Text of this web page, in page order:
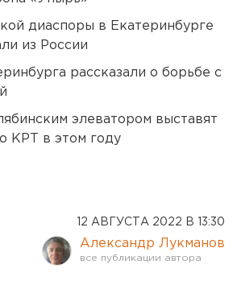
диаспоры в Екатеринбурге
из России
рассказали о борьбе с
элеватором выставят
КРТ в этом году
12 АВГУСТА 2022 В 13:30
Александр Лукманов